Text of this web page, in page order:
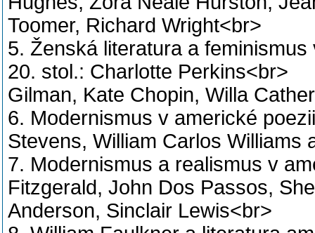
Toomer, Richard Wright<br>
5. Ženská literatura a
20. stol.: Charlotte Perkins<br>
Gilman, Kate Chopin, Willa
6. Modernismus v americké
Stevens, William Carlos Williams
7. Modernismus a realismus v
Fitzgerald, John Dos Passos,
Anderson, Sinclair Lewis<br>